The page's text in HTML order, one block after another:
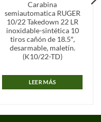
Carabina
semiautomatica RUGER
10/22 Takedown 22 LR
inoxidable-sintética 10
tiros cañón de 18.5″,
desarmable, maletín.
(K10/22-TD)
LEER MÁS